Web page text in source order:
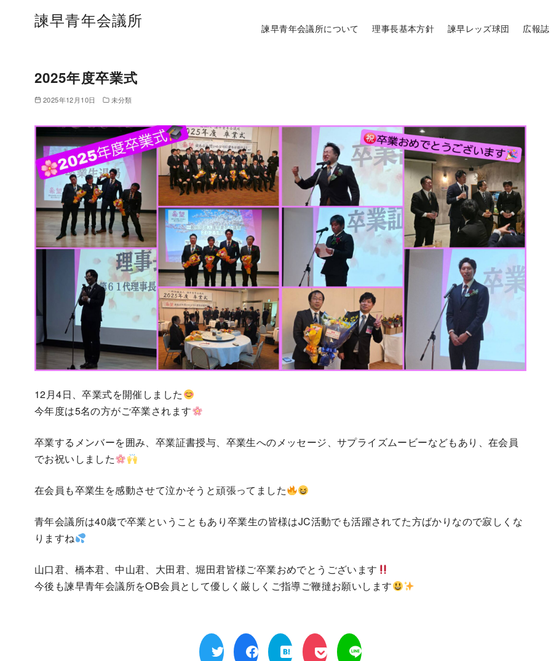
諫早青年会議所 諫早青年会議所について 理事長基本方針 諫早レッズ球団 広報誌
2025年度卒業式
2025年12月10日 未分類
12月4日、卒業式を開催しました
今年度は5名の方がご卒業されます
卒業するメンバーを囲み、卒業証書授与、卒業生へのメッセージ、サプライズムービーなどもあり、在会員
でお祝いしました
在会員も卒業生を感動させて泣かそうと頑張ってました
青年会議所は40歳で卒業ということもあり卒業生の皆様はJC活動でも活躍されてた方ばかりなので寂しくな
りますね
山口君、橋本君、中山君、大田君、堀田君皆様ご卒業おめでとうございます
今後も諫早青年会議所をOB会員として優しく厳しくご指導ご鞭撻お願いします